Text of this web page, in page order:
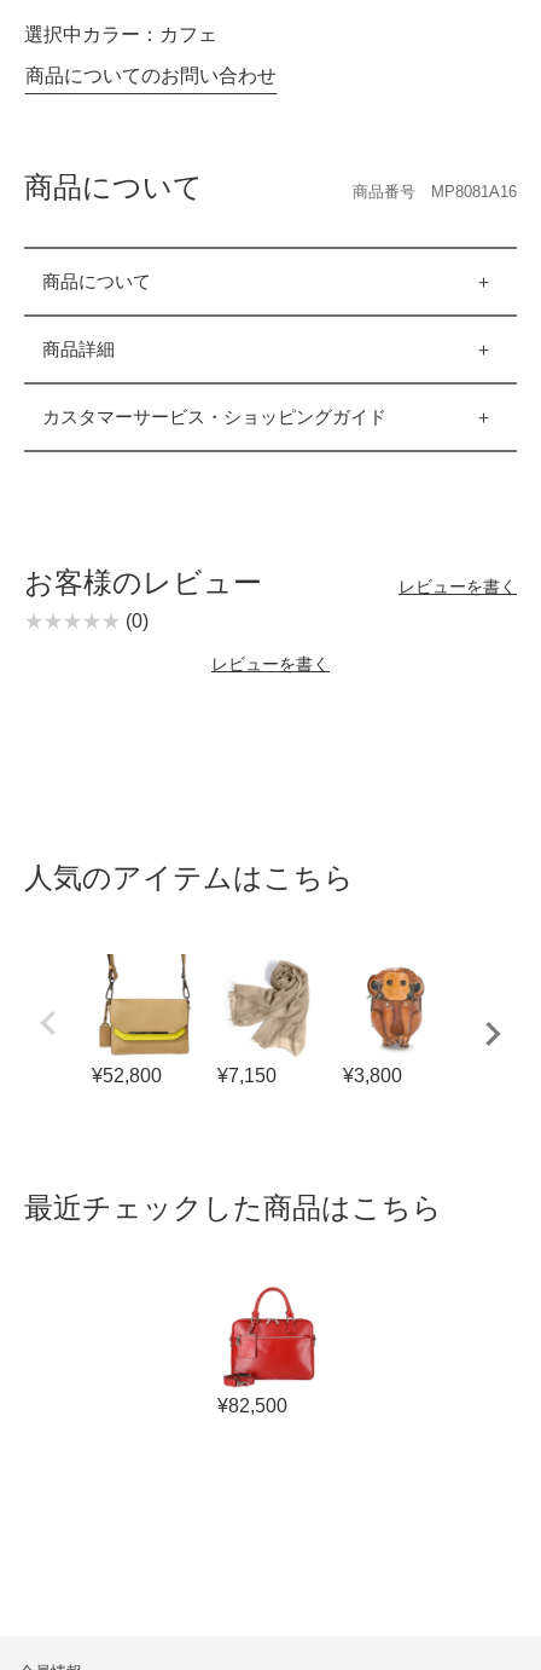
選択中カラー： カフェ
商品についてのお問い合わせ
商品について 商品番号 MP8081A16
商品について
商品詳細
カスタマーサービス・ショッピングガイド
お客様のレビュー レビューを書く
(0)
レビューを書く
人気のアイテムはこちら
¥52,800 ¥7,150 ¥3,800
最近チェックした商品はこちら
¥82,500